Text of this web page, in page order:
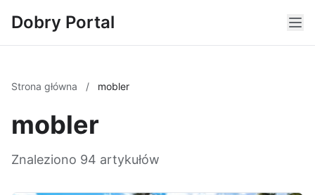
Dobry Portal
Strona główna / mobler
mobler
Znaleziono 94 artykułów